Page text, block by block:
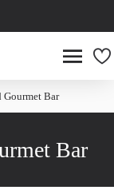
Gourmet Bar
Bar